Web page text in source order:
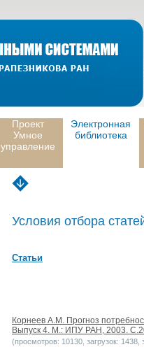
Проект
Умное
управление
Электронная
библиотека
Условия отбора
Статьи
Корнеев А.М. Прогноз
Выпуск 4. М.: ИПУ РАН, 2003.
(просмотров: 10130, загрузок: 1438,